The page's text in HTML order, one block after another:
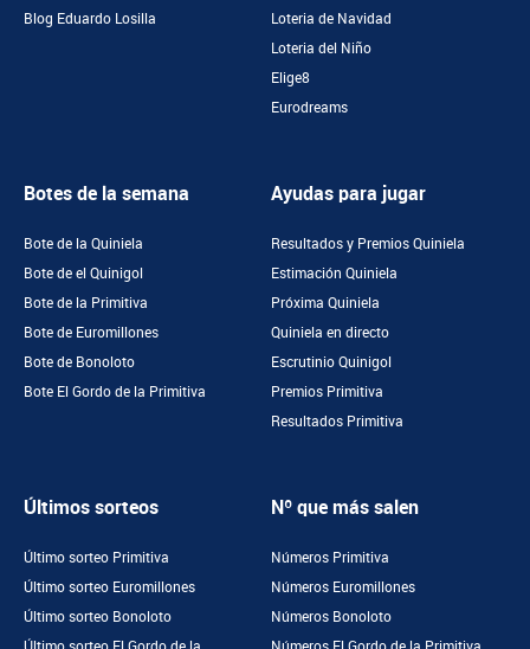
Blog Eduardo Losilla
Loteria de Navidad
Loteria del Niño
Elige8
Eurodreams
Botes de la semana
Bote de la Quiniela
Bote de el Quinigol
Bote de la Primitiva
Bote de Euromillones
Bote de Bonoloto
Bote El Gordo de la Primitiva
Ayudas para jugar
Resultados y Premios Quiniela
Estimación Quiniela
Próxima Quiniela
Quiniela en directo
Escrutinio Quinigol
Premios Primitiva
Resultados Primitiva
Últimos sorteos
Último sorteo Primitiva
Último sorteo Euromillones
Último sorteo Bonoloto
Nº que más salen
Números Primitiva
Números Euromillones
Números Bonoloto